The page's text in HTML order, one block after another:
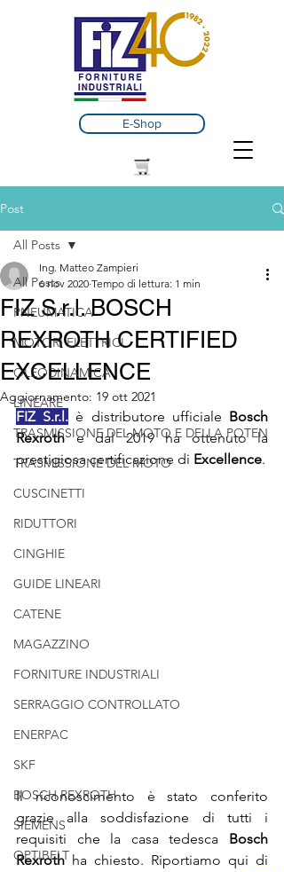
E-Shop
Post
All Posts
PNEUMATICA
MOTORI ELETTRICI
OLEODINAMICA
LINEARE
TRASMISSIONE DEL MOTO E DELLA POTEN
TRASMISSIONE DEL MOTO
CUSCINETTI
RIDUTTORI
CINGHIE
GUIDE LINEARI
CATENE
MAGAZZINO
FORNITURE INDUSTRIALI
SERRAGGIO CONTROLLATO
ENERPAC
SKF
BOSCH REXROTH
SIEMENS
OPTIBELT
All Posts
FIZ S.r.l. BOSCH
REXROTH CERTIFIED
EXCELLENCE
Ing. Matteo Zampieri
6 nov 2020 Tempo di lettura: 1 min
Aggiornamento: 19 ott 2021
FIZ S.r.l. è distributore ufficiale Bosch
Rexroth e dal 2019 ha ottenuto la
prestigiosa certificazione di Excellence.
Il riconoscimento è stato conferito
grazie alla soddisfazione di tutti i
requisiti che la casa tedesca Bosch
Rexroth ha chiesto. Riportiamo qui di